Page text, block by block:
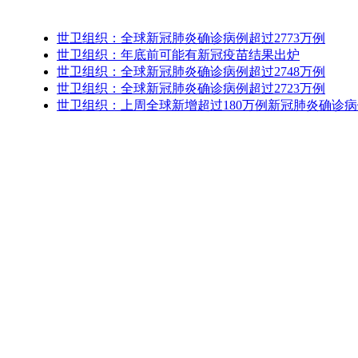
世卫组织：全球新冠肺炎确诊病例超过2773万例
世卫组织：年底前可能有新冠疫苗结果出炉
世卫组织：全球新冠肺炎确诊病例超过2748万例
世卫组织：全球新冠肺炎确诊病例超过2723万例
世卫组织：上周全球新增超过180万例新冠肺炎确诊